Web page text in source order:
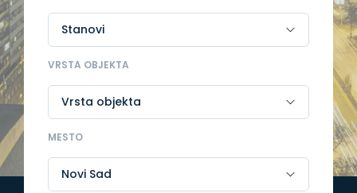
VRSTA OBJEKTA
MESTO